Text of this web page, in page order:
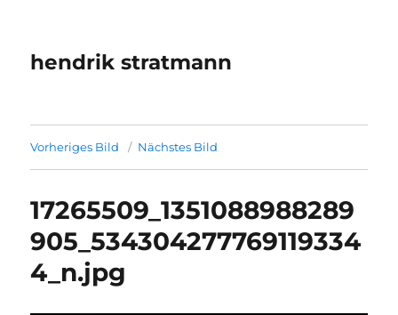
hendrik stratmann
Vorheriges Bild Nächstes Bild
17265509_1351088988289
905_534304277769119334
4_n.jpg